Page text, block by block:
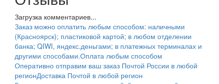
Загрузка комментариев...
Заказ можно оплатить любым способом: наличными
(Красноярск); пластиковой картой; в любом отделении
банка; QIWI, яндекс.деньгами; в платежных терминалах и
другими способами.Оплата любым способом
Оперативно отправим ваш заказ Почтой России в любой
регионДоставка Почтой в любой регион